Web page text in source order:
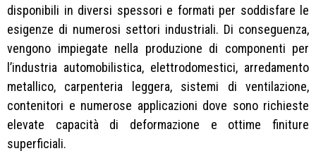
disponibili in diversi spessori e formati per soddisfare le
esigenze di numerosi settori industriali. Di conseguenza,
vengono impiegate nella produzione di componenti per
l’industria automobilistica, elettrodomestici, arredamento
metallico, carpenteria leggera, sistemi di ventilazione,
contenitori e numerose applicazioni dove sono richieste
elevate capacità di deformazione e ottime finiture
superficiali.